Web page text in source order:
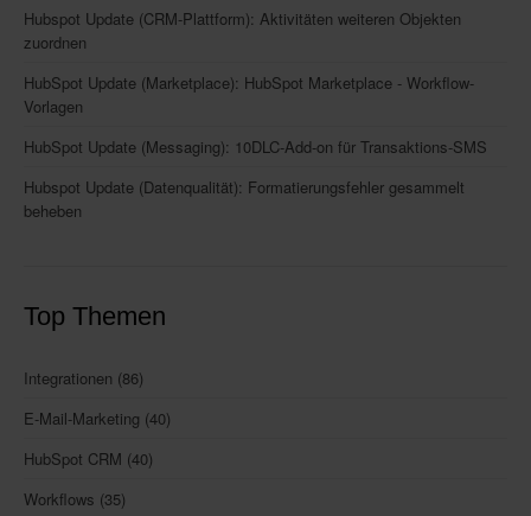
Hubspot Update (CRM-Plattform): Aktivitäten weiteren Objekten
zuordnen
HubSpot Update (Marketplace): HubSpot Marketplace - Workflow-
Vorlagen
HubSpot Update (Messaging): 10DLC-Add-on für Transaktions-SMS
Hubspot Update (Datenqualität): Formatierungsfehler gesammelt
beheben
Top Themen
Integrationen (86)
E-Mail-Marketing (40)
HubSpot CRM (40)
Workflows (35)